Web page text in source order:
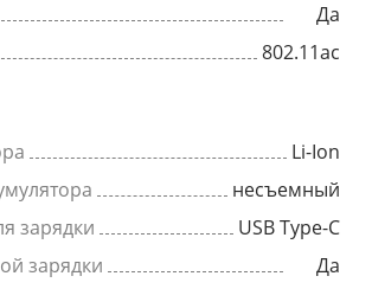
Да
802.11ac
Li-Ion
несъемный
зарядки
USB Type-C
зарядки
Да